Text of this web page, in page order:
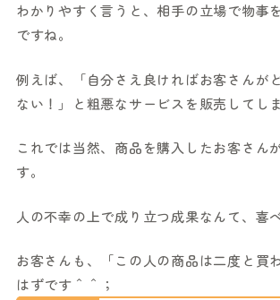
わかりやすく言うと、相手の立場で物事
ですね。
例えば、「自分さえ良ければお客さんが
ない！」と粗悪なサービスを販売してしま
これでは当然、商品を購入したお客さん
す。
人の不幸の上で成り立つ成果なんて、喜
お客さんも、「この人の商品は二度と買
はずです＾＾；